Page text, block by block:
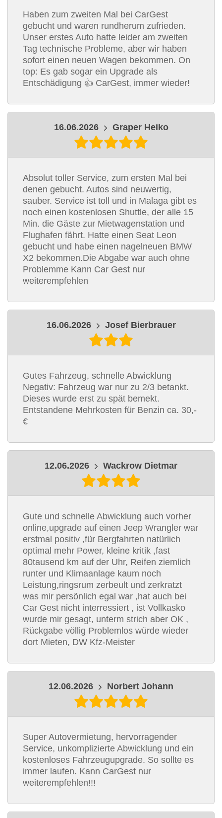
Haben zum zweiten Mal bei CarGest
gebucht und waren rundherum zufrieden.
Unser erstes Auto hatte leider am zweiten
Tag technische Probleme, aber wir haben
sofort einen neuen Wagen bekommen. On
top: Es gab sogar ein Upgrade als
Entschädigung 👍 CarGest, immer wieder!
16.06.2026 Graper Heiko
Absolut toller Service, zum ersten Mal bei
denen gebucht. Autos sind neuwertig,
sauber. Service ist toll und in Malaga gibt es
noch einen kostenlosen Shuttle, der alle 15
Min. die Gäste zur Mietwagenstation und
Flughafen fährt. Hatte einen Seat Leon
gebucht und habe einen nagelneuen BMW
X2 bekommen.Die Abgabe war auch ohne
Problemme Kann Car Gest nur
weiterempfehlen
16.06.2026 Josef Bierbrauer
Gutes Fahrzeug, schnelle Abwicklung
Negativ: Fahrzeug war nur zu 2/3 betankt.
Dieses wurde erst zu spät bemekt.
Entstandene Mehrkosten für Benzin ca. 30,-
€
12.06.2026 Wackrow Dietmar
Gute und schnelle Abwicklung auch vorher
online,upgrade auf einen Jeep Wrangler war
erstmal positiv ,für Bergfahrten natürlich
optimal mehr Power, kleine kritik ,fast
80tausend km auf der Uhr, Reifen ziemlich
runter und Klimaanlage kaum noch
Leistung,ringsrum zerbeult und zerkratzt
was mir persönlich egal war ,hat auch bei
Car Gest nicht interressiert , ist Vollkasko
wurde mir gesagt, unterm strich aber OK ,
Rückgabe völlig Problemlos würde wieder
dort Mieten, DW Kfz-Meister
12.06.2026 Norbert Johann
Super Autovermietung, hervorragender
Service, unkomplizierte Abwicklung und ein
kostenloses Fahrzeugupgrade. So sollte es
immer laufen. Kann CarGest nur
weiterempfehlen!!!